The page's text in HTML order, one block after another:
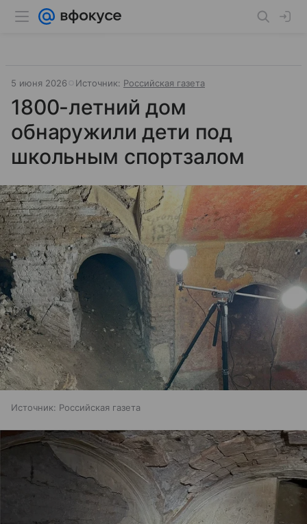
5 июня 2026 Источник: Российская газета
1800-летний дом
обнаружили дети под
школьным спортзалом
Источник: Российская газета